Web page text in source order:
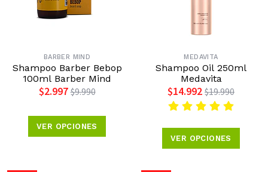
BARBER MIND
Shampoo Barber Bebop
100ml Barber Mind
$2.997 $9.990
VER OPCIONES
MEDAVITA
Shampoo Oil 250ml
Medavita
$14.992 $19.990
VER OPCIONES